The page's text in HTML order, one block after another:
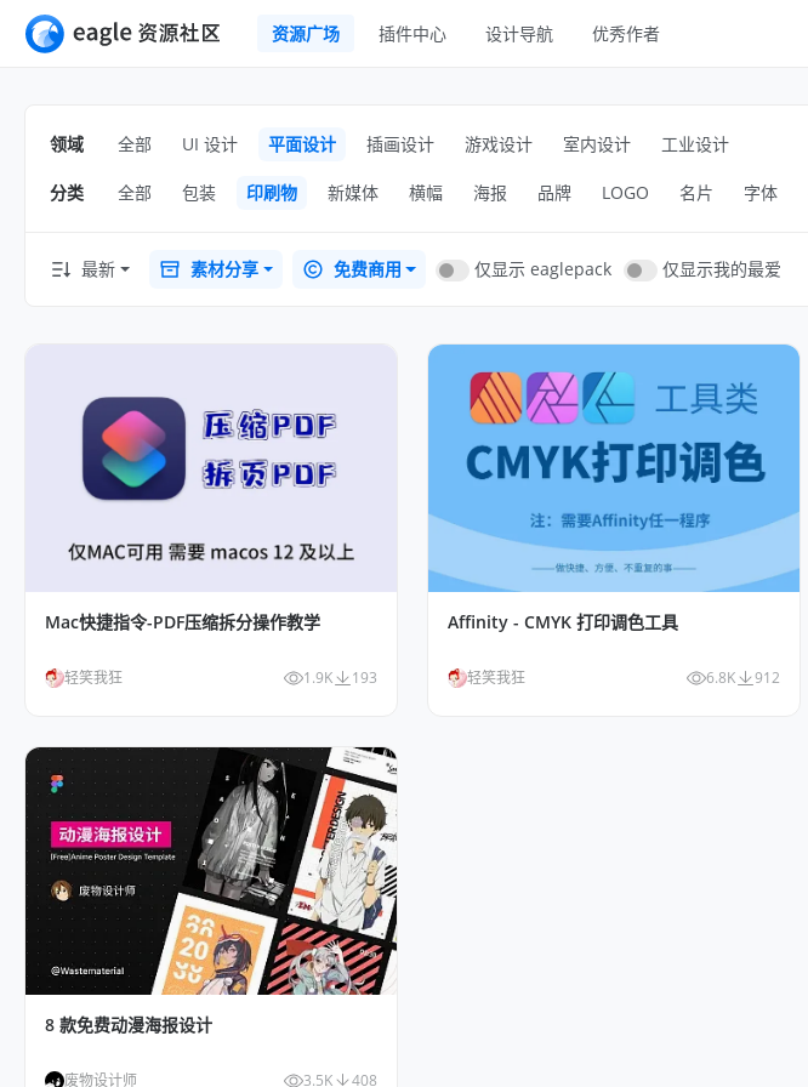
资源广场
平面设计
插画设计
游戏设计
移动 UI
网页 UI
H5
横幅
图标
UI Kits
样机
字体
插件中心 设计导航 优秀作者
领域 全部 UI 设计 平面设计 插画设计 游戏设计 室内设计 工业设计
分类 全部 包装 印刷物 新媒体 横幅 海报 品牌 LOGO 名片 字体
最新 素材分享 免费商用 仅显示 eaglepack 仅显示我的最爱
Mac快捷指令-PDF压缩拆分操作教学
轻笑我狂 1.9K 193
Affinity - CMYK 打印调色工具
轻笑我狂 6.8K 912
8 款免费动漫海报设计
废物设计师 3.5K 408